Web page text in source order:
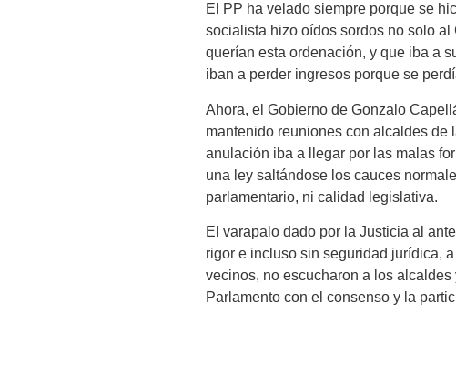
El PP ha velado siempre porque se
socialista hizo oídos sordos no solo
querían esta ordenación, y que iba a
iban a perder ingresos porque se
Ahora, el Gobierno de Gonzalo
mantenido reuniones con alcaldes de
anulación iba a llegar por las malas
una ley saltándose los cauces
parlamentario, ni calidad legislativa.
El varapalo dado por la Justicia al
rigor e incluso sin seguridad jurídica,
vecinos, no escucharon a los
Parlamento con el consenso y la